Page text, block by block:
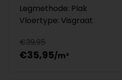
Legmethode: Plak
Vloertype: Visgraat
€39,95
€35,95